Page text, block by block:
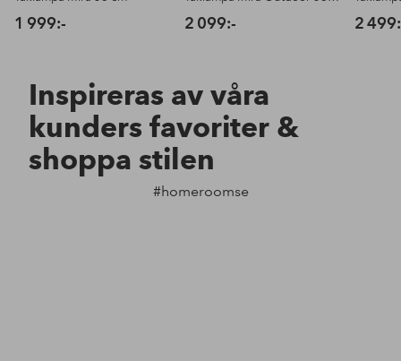
1 999:- 2 099:- 2
Inspireras av våra
kunders favoriter &
shoppa stilen
#homeroomse